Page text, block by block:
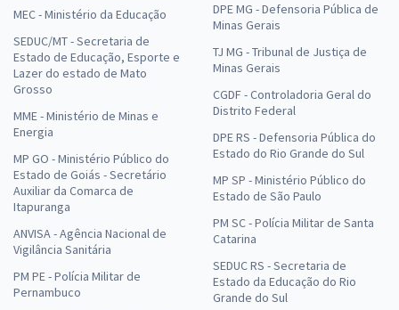
MEC - Ministério da Educação
SEDUC/MT - Secretaria de
Estado de Educação, Esporte e
Lazer do estado de Mato
Grosso
MME - Ministério de Minas e
Energia
MP GO - Ministério Público do
Estado de Goiás - Secretário
Auxiliar da Comarca de
Itapuranga
ANVISA - Agência Nacional de
Vigilância Sanitária
PM PE - Polícia Militar de
Pernambuco
DPE MG - Defensoria Pública de
Minas Gerais
TJ MG - Tribunal de Justiça de
Minas Gerais
CGDF - Controladoria Geral do
Distrito Federal
DPE RS - Defensoria Pública do
Estado do Rio Grande do Sul
MP SP - Ministério Público do
Estado de São Paulo
PM SC - Polícia Militar de Santa
Catarina
SEDUC RS - Secretaria de
Estado da Educação do Rio
Grande do Sul